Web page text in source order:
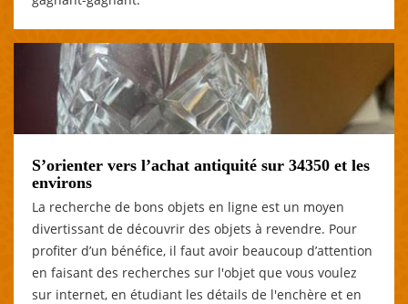
S’orienter vers l’achat antiquité sur 34350 et les
environs
La recherche de bons objets en ligne est un moyen
divertissant de découvrir des objets à revendre. Pour
profiter d’un bénéfice, il faut avoir beaucoup d’attention
en faisant des recherches sur l'objet que vous voulez
sur internet, en étudiant les détails de l'enchère et en